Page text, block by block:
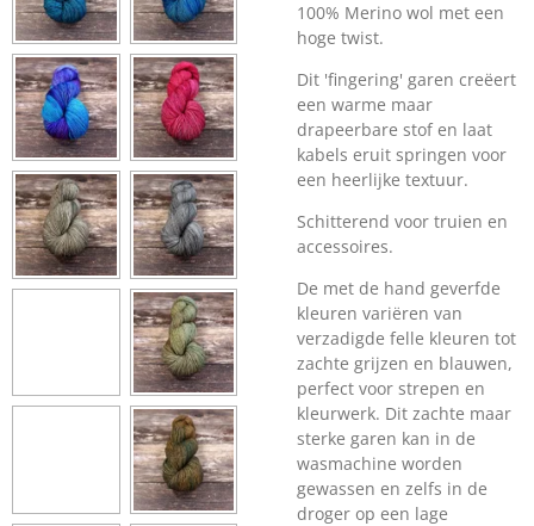
100% Merino wol met een
hoge twist.
Dit 'fingering' garen creëert
een warme maar
drapeerbare stof en laat
kabels eruit springen voor
een heerlijke textuur.
Schitterend voor truien en
accessoires.
De met de hand geverfde
kleuren variëren van
verzadigde felle kleuren tot
zachte grijzen en blauwen,
perfect voor strepen en
kleurwerk. Dit zachte maar
sterke garen kan in de
wasmachine worden
gewassen en zelfs in de
droger op een lage